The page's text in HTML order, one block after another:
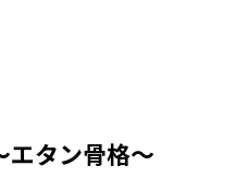
タン骨格～